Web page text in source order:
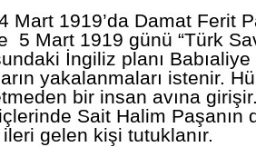
1919’da Damat Ferit
5 Mart 1919 günü “Türk
İngiliz planı
yakalanmaları istenir.
bir insan avına
Sait Halim Paşanın
gelen kişi tutuklanır.